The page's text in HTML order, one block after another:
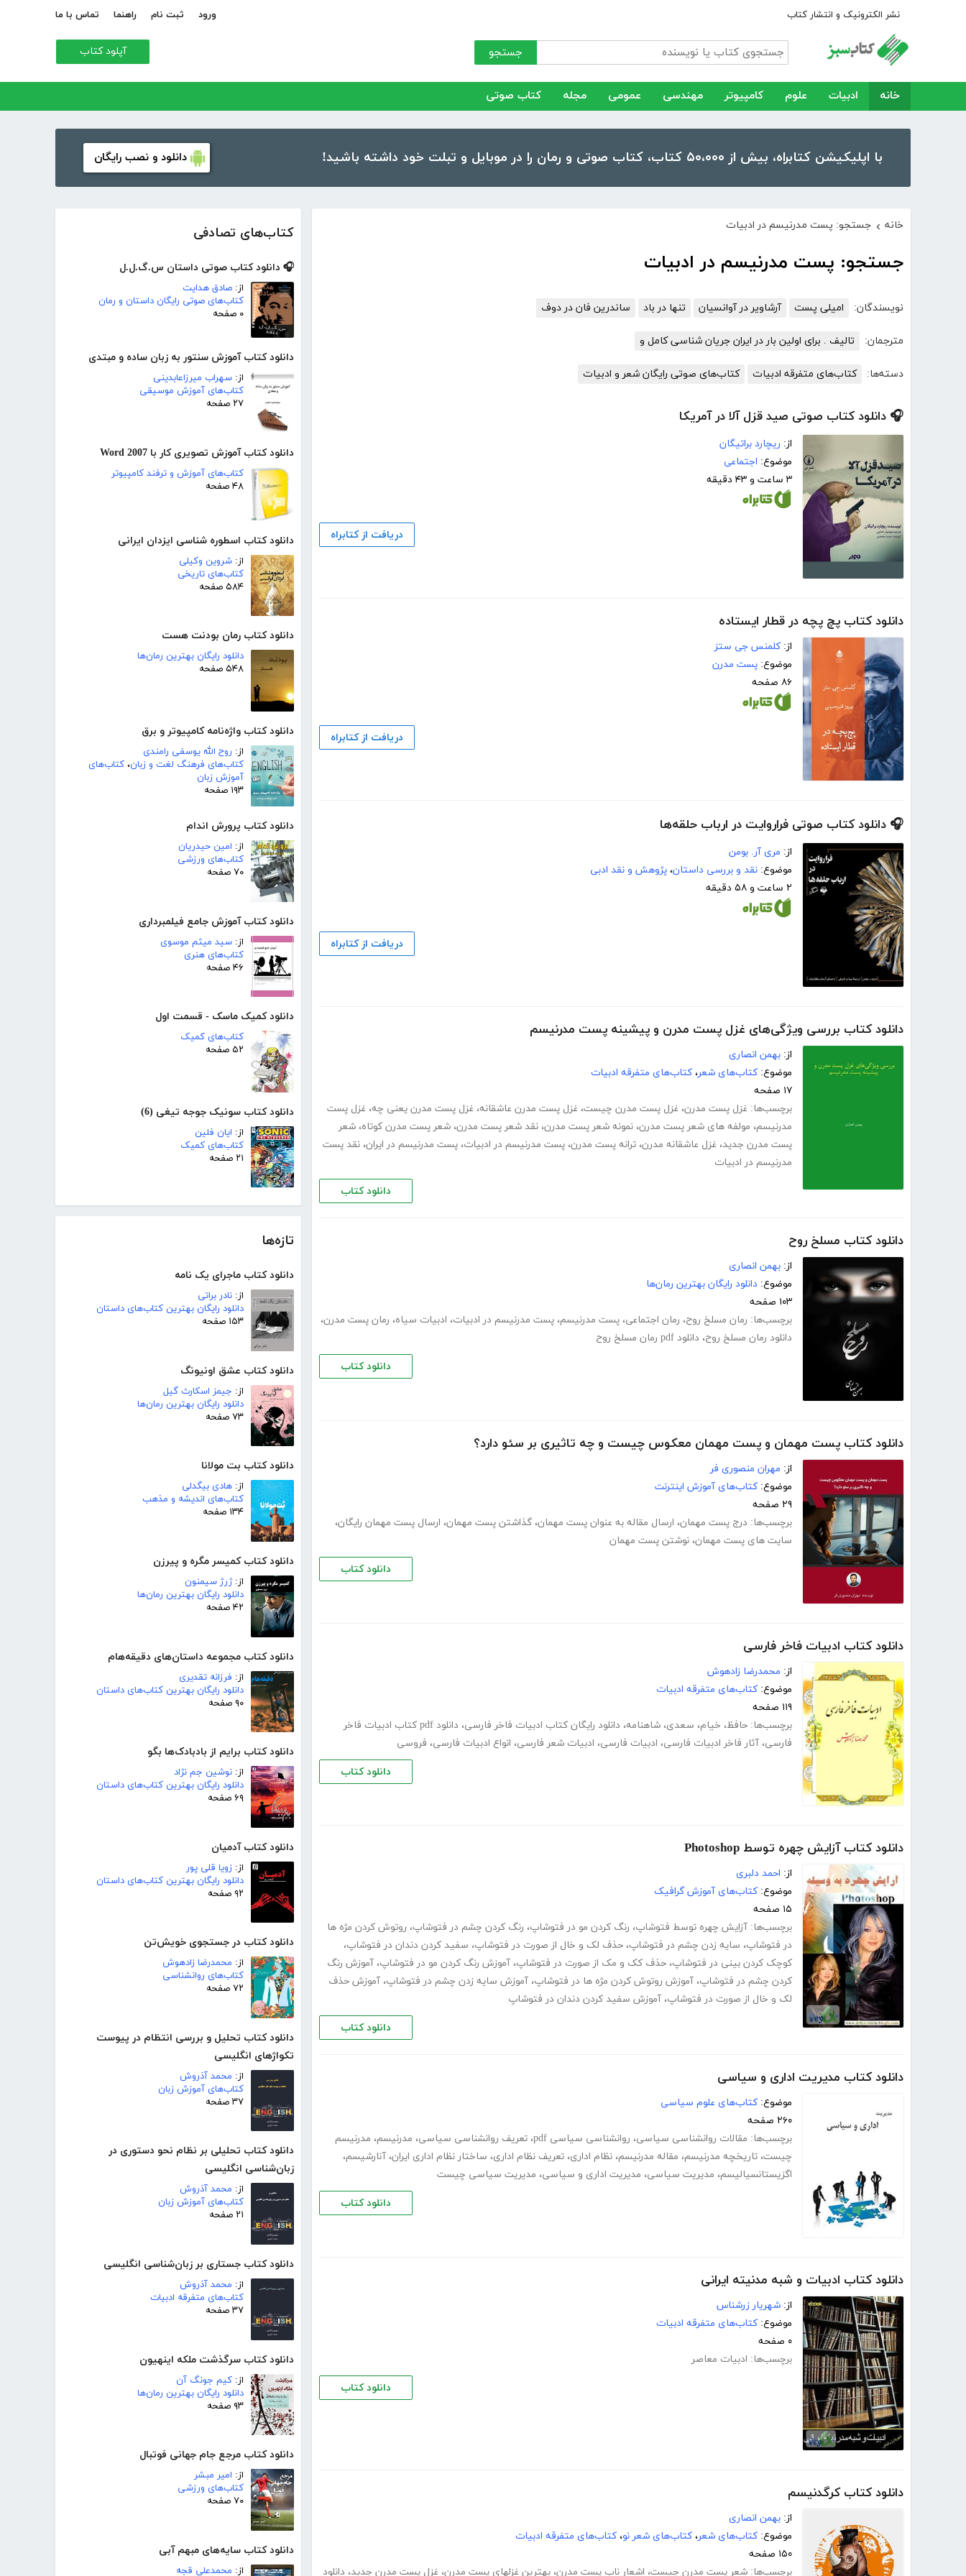
نشر الکترونیک و انتشار کتاب ورود ثبت نام راهنما تماس با ما
جستجو آپلود کتاب
خانه ادبیات علوم کامپیوتر مهندسی عمومی مجله کتاب صوتی
با اپلیکیشن کتابراه، بیش از ۵۰،۰۰۰ کتاب، کتاب صوتی و رمان را در موبایل و تبلت خود داشته باشید! دانلود و نصب رایگان
کتاب‌های تصادفی
🎧 دانلود کتاب صوتی داستان س.گ.ل.ل
از: صادق هدایت
کتاب‌های صوتی رایگان داستان و رمان
۰ صفحه
دانلود کتاب آموزش سنتور به زبان ساده و مبتدی
از: سهراب میرزاعابدینی
کتاب‌های آموزش موسیقی
۲۷ صفحه
دانلود کتاب آموزش تصویری کار با Word 2007
کتاب‌های آموزش و ترفند کامپیوتر
۴۸ صفحه
دانلود کتاب اسطوره شناسی ایزدان ایرانی
از: شروین وکیلی
کتاب‌های تاریخی
۵۸۴ صفحه
دانلود کتاب رمان بودنت هست
دانلود رایگان بهترین رمان‌ها
۵۴۸ صفحه
دانلود کتاب واژه‌نامه کامپیوتر و برق
از: روح الله یوسفی رامندی
کتاب‌های فرهنگ لغت و زبان، کتاب‌های
آموزش زبان
۱۹۳ صفحه
دانلود کتاب پرورش اندام
از: امین حیدریان
کتاب‌های ورزشی
۷۰ صفحه
دانلود کتاب آموزش جامع فیلمبرداری
از: سید میثم موسوی
کتاب‌های هنری
۴۶ صفحه
دانلود کمیک ماسک - قسمت اول
کتاب‌های کمیک
۵۲ صفحه
دانلود کتاب سونیک جوجه تیغی (6)
از: ایان فلین
کتاب‌های کمیک
۲۱ صفحه
تازه‌ها
دانلود کتاب ماجرای یک نامه
از: نادر براتی
دانلود رایگان بهترین کتاب‌های داستان
۱۵۳ صفحه
دانلود کتاب عشق اونیونگ
از: جیمز اسکارث گیل
دانلود رایگان بهترین رمان‌ها
۷۳ صفحه
دانلود کتاب بت مولانا
از: هادی بیگدلی
کتاب‌های اندیشه و مذهب
۱۳۴ صفحه
دانلود کتاب کمیسر مگره و پیرزن
از:ژرژ سیمنون
دانلود رایگان بهترین رمان‌ها
۴۲ صفحه
دانلود کتاب مجموعه داستان‌های دقیقه‌هام
از: فرزانه تقدیری
دانلود رایگان بهترین کتاب‌های داستان
۹۰ صفحه
دانلود کتاب برایم از بادبادک‌ها بگو
از: نوشین جم نژاد
دانلود رایگان بهترین کتاب‌های داستان
۶۹ صفحه
دانلود کتاب آدمیان
از: زویا قلی پور
دانلود رایگان بهترین کتاب‌های داستان
۹۲ صفحه
دانلود کتاب در جستجوی خویش‌تن
از: محمدرضا زادهوش
کتاب‌های روانشناسی
۷۲ صفحه
دانلود کتاب تحلیل و بررسی انتظام در پیوست
تکواژهای انگلیسی
از: محمد آذروش
کتاب‌های آموزش زبان
۳۷ صفحه
دانلود کتاب تحلیلی بر نظام نحو دستوری در
زبان‌شناسی انگلیسی
از: محمد آذروش
کتاب‌های آموزش زبان
۲۱ صفحه
دانلود کتاب جستاری بر زبان‌شناسی انگلیسی
از: محمد آذروش
کتاب‌های متفرقه ادبیات
۳۷ صفحه
دانلود کتاب سرگذشت ملکه اینهیون
از: کیم جونگ آن
دانلود رایگان بهترین رمان‌ها
۹۳ صفحه
دانلود کتاب مرجع جام جهانی فوتبال
از: امیر مبشر
کتاب‌های ورزشی
۷۰ صفحه
دانلود کتاب سایه‌های مبهم آبی
از: محمدعلی قجه
خانه › جستجو: پست مدرنیسم در ادبیات
جستجو: پست مدرنیسم در ادبیات
نویسندگان: امیلی پست آرشاویر در آوانسیان تنها در باد ساندرین فان در دوف
مترجمان: تالیف . برای اولین بار در ایران جریان شناسی کامل و
دسته‌ها: کتاب‌های متفرقه ادبیات کتاب‌های صوتی رایگان شعر و ادبیات
🎧 دانلود کتاب صوتی صید قزل آلا در آمریکا
از: ریچارد براتیگان
موضوع: اجتماعی
۳ ساعت و ۴۳ دقیقه
دریافت از کتابراه
دانلود کتاب پچ پچه در قطار ایستاده
از: کلمنس جی ستز
موضوع: پست مدرن
۸۶ صفحه
دریافت از کتابراه
🎧 دانلود کتاب صوتی فراروایت در ارباب حلقه‌ها
از: مری آر. بومن
موضوع: نقد و بررسی داستان، پژوهش و نقد ادبی
۲ ساعت و ۵۸ دقیقه
دریافت از کتابراه
دانلود کتاب بررسی ویژگی‌های غزل پست مدرن و پیشینه پست مدرنیسم
از: بهمن انصاری
موضوع: کتاب‌های شعر، کتاب‌های متفرقه ادبیات
۱۷ صفحه
برچسب‌ها: غزل پست مدرن، غزل پست مدرن چیست، غزل پست مدرن عاشقانه، غزل پست مدرن یعنی چه، غزل پست
مدرنیسم، مولفه های شعر پست مدرن، نمونه شعر پست مدرن، نقد شعر پست مدرن، شعر پست مدرن کوتاه، شعر
پست مدرن جدید، غزل عاشقانه مدرن، ترانه پست مدرن، پست مدرنیسم در ادبیات، پست مدرنیسم در ایران، نقد پست
مدرنیسم در ادبیات
دانلود کتاب
دانلود کتاب مسلخ روح
از: بهمن انصاری
موضوع: دانلود رایگان بهترین رمان‌ها
۱۰۳ صفحه
برچسب‌ها: رمان مسلخ روح، رمان اجتماعی، پست مدرنیسم، پست مدرنیسم در ادبیات، ادبیات سیاه، رمان پست مدرن،
دانلود رمان مسلخ روح، دانلود pdf رمان مسلخ روح
دانلود کتاب
دانلود کتاب پست مهمان و پست مهمان معکوس چیست و چه تاثیری بر سئو دارد؟
از: مهران منصوری فر
موضوع: کتاب‌های آموزش اینترنت
۲۹ صفحه
برچسب‌ها: درج پست مهمان، ارسال مقاله به عنوان پست مهمان، گذاشتن پست مهمان، ارسال پست مهمان رایگان،
سایت های پست مهمان، نوشتن پست مهمان
دانلود کتاب
دانلود کتاب ادبیات فاخر فارسی
از: محمدرضا زادهوش
موضوع: کتاب‌های متفرقه ادبیات
۱۱۹ صفحه
برچسب‌ها: حافظ، خیام، سعدی، شاهنامه، دانلود رایگان کتاب ادبیات فاخر فارسی،
دانلود pdf کتاب ادبیات فاخر
فارسی، آثار فاخر ادبیات فارسی، ادبیات فارسی، ادبیات شعر فارسی، انواع ادبیات فارسی، فروسی
دانلود کتاب
دانلود کتاب آزایش چهره توسط Photoshop
از: احمد دلبری
موضوع: کتاب‌های آموزش گرافیک
۱۵ صفحه
برچسب‌ها: آزایش چهره توسط فتوشاپ، رنگ کردن مو در فتوشاپ، رنگ کردن چشم در فتوشاپ، روتوش کردن مژه ها
در فتوشاپ، سایه زدن چشم در فتوشاپ، حذف لک و خال از صورت در فتوشاپ، سفید کردن دندان در فتوشاپ،
کوچک کردن بینی در فتوشاپ، حذف کک و مک از صورت در فتوشاپ، آموزش رنگ کردن مو در فتوشاپ، آموزش رنگ
کردن چشم در فتوشاپ، آموزش روتوش کردن مژه ها در فتوشاپ، آموزش سایه زدن چشم در فتوشاپ، آموزش حذف
لک و خال از صورت در فتوشاپ، آموزش سفید کردن دندان در فتوشاپ
دانلود کتاب
دانلود کتاب مدیریت اداری و سیاسی
موضوع: کتاب‌های علوم سیاسی
۲۶۰ صفحه
برچسب‌ها: مقالات روانشناسی سیاسی، روانشناسی سیاسی pdf ، تعریف روانشناسی سیاسی، مدرنیسم، مدرنیسم
چیست، تاریخچه مدرنیسم، مقاله مدرنیسم، نظام اداری، تعریف نظام اداری، ساختار نظام اداری ایران، آنارشیسم،
اگزیستانسیالیسم، مدیریت سیاسی، مدیریت اداری و سیاسی، مدیریت سیاسی چیست
دانلود کتاب
دانلود کتاب ادبیات و شبه مدنیته ایرانی
از: شهریار زرشناس
موضوع: کتاب‌های متفرقه ادبیات
۰ صفحه
برچسب‌ها: ادبیات معاصر
دانلود کتاب
دانلود کتاب کرگدنیسم
از: بهمن انصاری
موضوع: کتاب‌های شعر، کتاب‌های شعر نو، کتاب‌های متفرقه ادبیات
۱۵۰ صفحه
برچسب‌ها: شعر پست مدرن چیست، اشعار ناب پست مدرن، بهترین غزلهای پست مدرن، غزل پست مدرن جدید، دانلود